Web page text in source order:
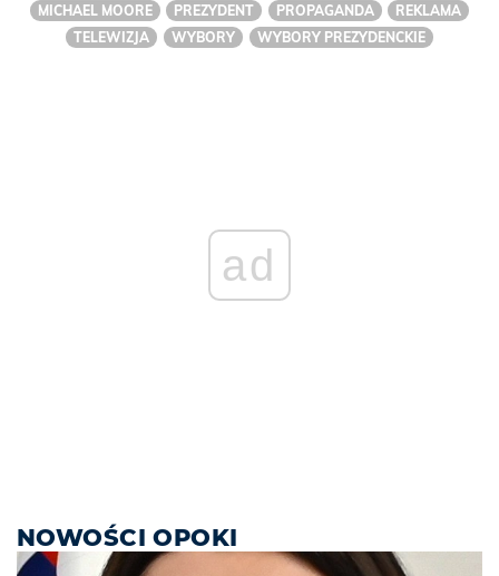
MICHAEL MOORE
PREZYDENT PROPAGANDA
REKLAMA
TELEWIZJA
WYBORY WYBORY PREZYDENCKIE
ad
NOWOŚCI OPOKI